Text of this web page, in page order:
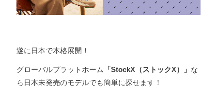
遂に日本で本格展開！
グローバルプラットホーム 「StockX（ストックX）」 な
ら日本未発売のモデルでも簡単に探せます！